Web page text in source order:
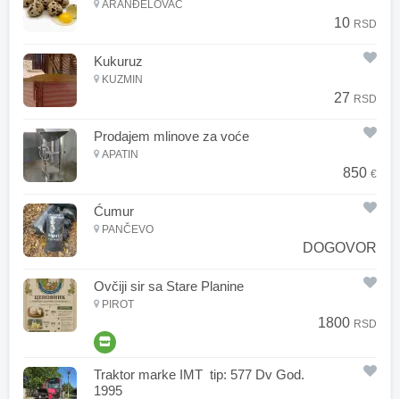
ARANĐELOVAC
10 RSD
Kukuruz
KUZMIN
27 RSD
Prodajem mlinove za voće
APATIN
850 €
Ćumur
PANČEVO
DOGOVOR
Ovčiji sir sa Stare Planine
PIROT
1800 RSD
Traktor marke IMT tip: 577 Dv God.
1995